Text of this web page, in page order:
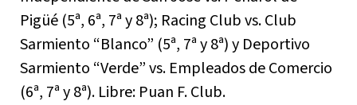
Pigüé (5ª, 6ª, 7ª y 8ª); Racing Club vs. Club
Sarmiento “Blanco” (5ª, 7ª y 8ª) y Deportivo
Sarmiento “Verde” vs. Empleados de Comercio
(6ª, 7ª y 8ª). Libre: Puan F. Club.